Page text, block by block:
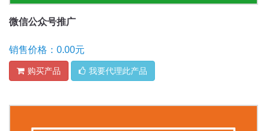
微信公众号推广
销售价格：0.00元
购买产品 我要代理此产品